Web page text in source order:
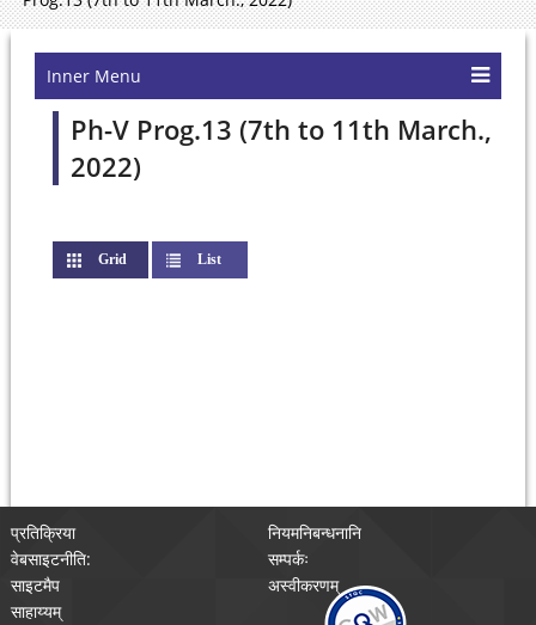
Inner Menu
Ph-V Prog.13 (7th to 11th March.,
2022)
Grid (active tab) List
प्रतिक्रिया
नियमनिबन्धनानि
वेबसाइटनीति:
सम्पर्कः
साइटमैप
अस्वीकरणम्
साहाय्यम्